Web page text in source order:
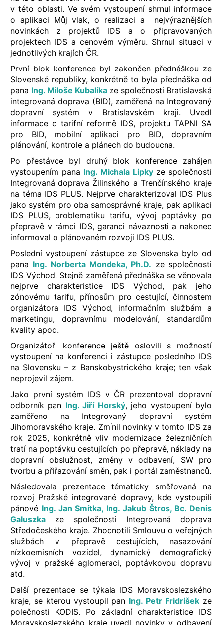
v této oblasti. Ve svém vystoupení shrnul informace
o aplikaci Můj vlak, o realizaci a nejvýraznějších
novinkách z projektů IDS a o připravovaných
projektech IDS a cenovém výměru. Shrnul situaci v
jednotlivých krajích ČR.
První blok konference byl zakončen přednáškou ze
Slovenské republiky, konkrétně to byla přednáška od
pana Ing. Miloše Kubalíka ze společnosti Bratislavská
integrovaná doprava (BID), zaměřená na Integrovaný
dopravní systém v Bratislavském kraji. Uvedl
informace o tarifní reformě IDS, projektu TAPNI SA
pro BID, mobilní aplikaci pro BID, dopravním
plánování, kontrole a plánech do budoucna.
Po přestávce byl druhý blok konference zahájen
vystoupením pana Ing. Michala Lipkyze společnosti
Integrovaná doprava Žilinského a Trenčínského kraje
na téma IDS PLUS. Nejprve charakterizoval IDS Plus
jako systém pro oba samosprávné kraje, pak aplikaci
IDS PLUS, problematiku tarifu, vývoj poptávky po
přepravě v rámci IDS, garanci návaznosti a nakonec
informoval o plánovaném rozvoji IDS PLUS.
Poslední vystoupení zástupce ze Slovenska bylo od
pana Ing. Norberta Mondeka, Ph.D. ze společnosti
IDS Východ. Stejně zaměřená přednáška se věnovala
nejprve charakteristice IDS Východ, pak jeho
zónovému tarifu, přínosům pro cestující, činnostem
organizátora IDS Východ, informačním službám a
marketingu, dopravnímu modelování, standardům
kvality apod.
Organizátoři konference ještě oslovili s možností
vystoupení na konferenci i zástupce posledního IDS
na Slovensku – z Banskobystrického kraje; ten však
neprojevil zájem.
Jako první systém IDS v ČR prezentoval dopravní
odborník pan Ing. Jiří Horský, jeho vystoupení bylo
zaměřeno na Integrovaný dopravní systém
Jihomoravského kraje. Zmínil novinky v tomto IDS za
rok 2025, konkrétně vliv modernizace železničních
tratí na poptávku cestujících po přepravě, náklady na
dopravní obslužnost, změny v odbavení, SW pro
tvorbu a přiřazování směn, pak i portál zaměstnanců.
Následovala prezentace tématicky směřovaná na
rozvoj Pražské integrované dopravy, kde vystoupili
pánové Ing. Jan Smítka, Ing. Jakub Štros, Bc. Denis
Galuszka ze společnosti Integrovaná doprava
Středočeského kraje. Zhodnotili Smlouvu o veřejných
službách v přepravě cestujících, nasazování
nízkoemisních vozidel, dynamický demografický
vývoj v pražské aglomeraci, poptávkovou dopravu
atd.
Další prezentace se týkala IDS Moravskoslezského
kraje, se kterou vystoupil pan Ing. Petr Fridrišek ze
polečnosti KODIS. Po základní charakteristice IDS
Moravskoslezského kraje uvedl novinky v odbavení